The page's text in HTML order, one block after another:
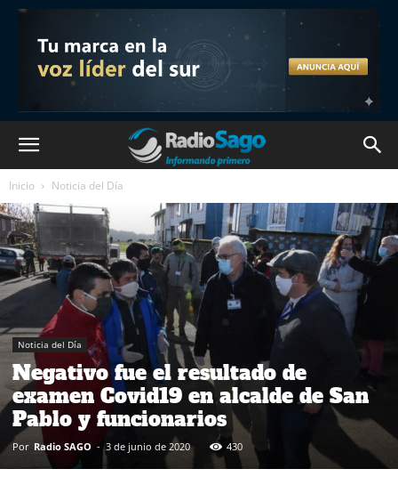
Inicio Noticia del Día
Noticia del Día
Negativo fue el resultado de
examen Covid19 en alcalde de San
Pablo y funcionarios
Por Radio SAGO - 3 de junio de 2020 430